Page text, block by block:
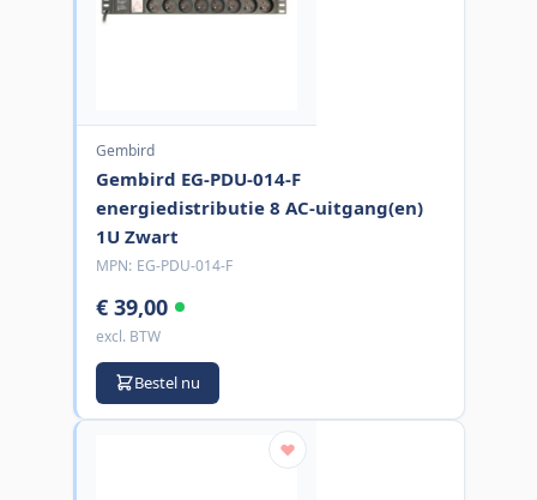
Gembird
Gembird EG-PDU-014-F
energiedistributie 8 AC-uitgang(en)
1U Zwart
MPN: EG-PDU-014-F
€ 39,00
excl. BTW
Bestel nu